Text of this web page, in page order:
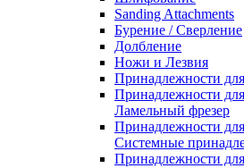
Sanding Attachments
Бурение / Сверление
Долбление
Ножи и Лезвия
Принадлежности
Принадлежности
Ламельный фрезер
Принадлежности
Системные
Принадлежности